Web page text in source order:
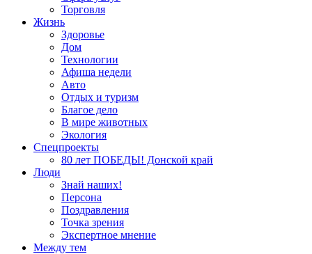
Торговля
Жизнь
Здоровье
Дом
Технологии
Афиша недели
Авто
Отдых и туризм
Благое дело
В мире животных
Экология
Спецпроекты
80 лет ПОБЕДЫ! Донской край
Люди
Знай наших!
Персона
Поздравления
Точка зрения
Экспертное мнение
Между тем